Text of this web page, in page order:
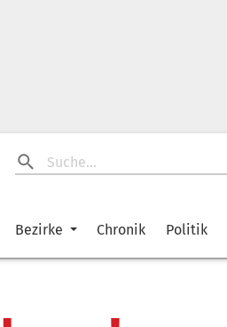
Bezirke Chronik Politik